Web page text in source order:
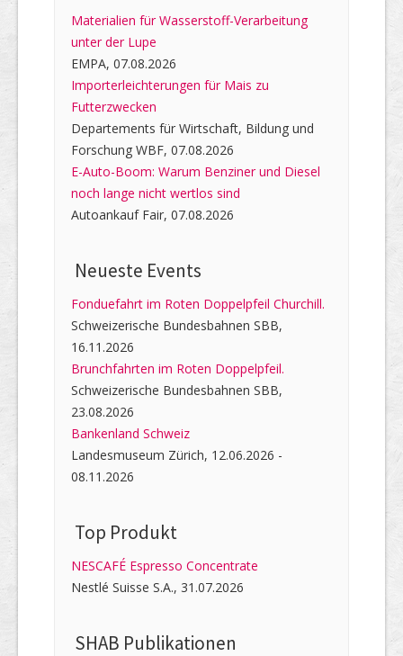
Materialien für Wasserstoff-Verarbeitung
unter der Lupe
EMPA, 07.08.2026
Importerleichterungen für Mais zu
Futterzwecken
Departements für Wirtschaft, Bildung und
Forschung WBF, 07.08.2026
E-Auto-Boom: Warum Benziner und Diesel
noch lange nicht wertlos sind
Autoankauf Fair, 07.08.2026
Neueste Events
Fonduefahrt im Roten Doppelpfeil Churchill.
Schweizerische Bundesbahnen SBB,
16.11.2026
Brunchfahrten im Roten Doppelpfeil.
Schweizerische Bundesbahnen SBB,
23.08.2026
Bankenland Schweiz
Landesmuseum Zürich, 12.06.2026 -
08.11.2026
Top Produkt
NESCAFÉ Espresso Concentrate
Nestlé Suisse S.A., 31.07.2026
SHAB Publi­kati­onen